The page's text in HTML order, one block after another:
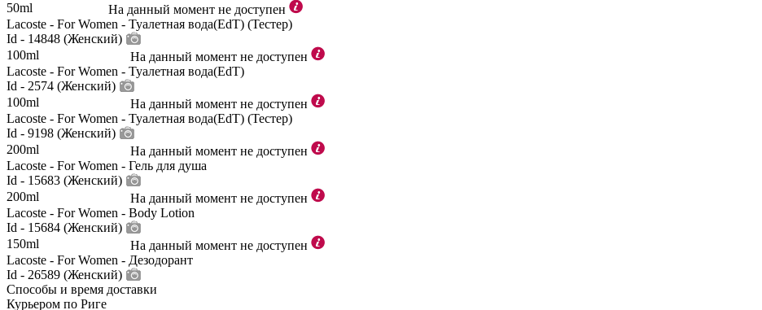
50ml
На данный момент не доступен
Lacoste - For Women - Туалетная вода(EdT) (Тестер)
Id - 14848 (Женский)
100ml
На данный момент не доступен
Lacoste - For Women - Туалетная вода(EdT)
Id - 2574 (Женский)
100ml
На данный момент не доступен
Lacoste - For Women - Туалетная вода(EdT) (Тестер)
Id - 9198 (Женский)
200ml
На данный момент не доступен
Lacoste - For Women - Гель для душа
Id - 15683 (Женский)
200ml
На данный момент не доступен
Lacoste - For Women - Body Lotion
Id - 15684 (Женский)
150ml
На данный момент не доступен
Lacoste - For Women - Дезодорант
Id - 26589 (Женский)
Способы и время доставки
Курьером по Риге